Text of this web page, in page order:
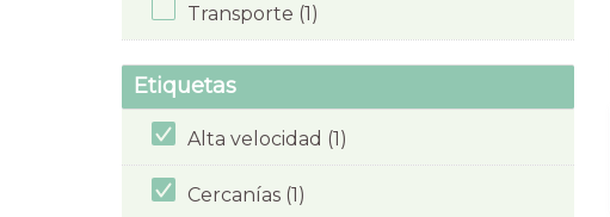
Transporte (1)
Etiquetas
Alta velocidad (1)
Cercanías (1)